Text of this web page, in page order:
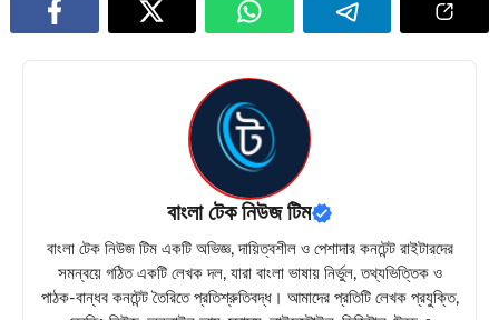
বাংলা টেক নিউজ টিম
বাংলা টেক নিউজ টিম একটি অভিজ্ঞ, দায়িত্বশীল ও পেশাদার কনটেন্ট রাইটারদের
সমন্বয়ে গঠিত একটি লেখক দল, যারা বাংলা ভাষায় নির্ভুল, তথ্যভিত্তিক ও
পাঠক-বান্ধব কনটেন্ট তৈরিতে প্রতিশ্রুতিবদ্ধ। আমাদের প্রতিটি লেখক প্রযুক্তি,